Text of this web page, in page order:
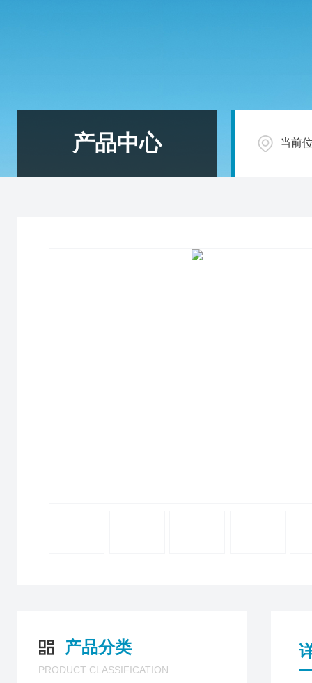
产品中心 当前
产品分类
PRODUCT CLASSIFICATION